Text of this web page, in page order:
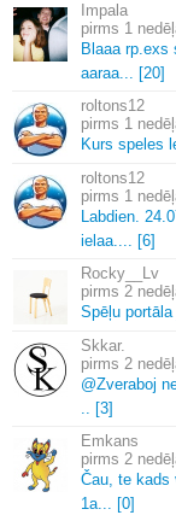
Impala
1
Blaaa rp.exs
aaraa... [20]
roltons12
1
Kurs speles
roltons12
1
Labdien. 24.
ielaa.... [6]
Rocky__Lv
2
Spēļu
Skkar.
2
@Zveraboj
.. [3]
Emkans
2
Čau, te kads
1a... [0]